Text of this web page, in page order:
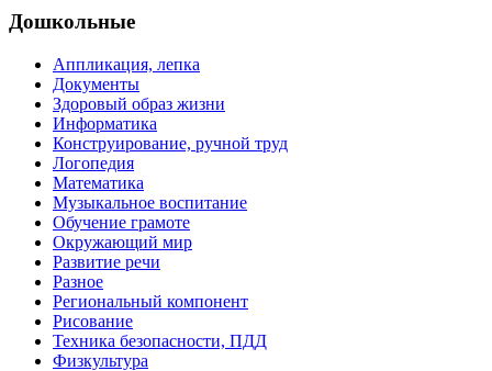
Дошкольные
Аппликация, лепка
Документы
Здоровый образ жизни
Информатика
Конструирование, ручной труд
Логопедия
Математика
Музыкальное воспитание
Обучение грамоте
Окружающий мир
Развитие речи
Разное
Региональный компонент
Рисование
Техника безопасности, ПДД
Физкультура